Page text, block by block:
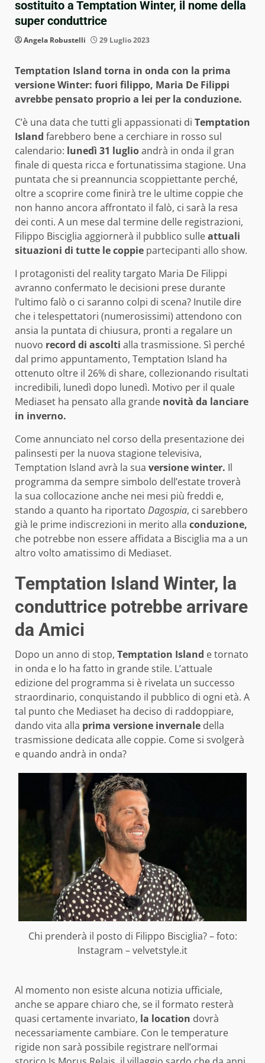
sostituito a Temptation Winter, il nome della
super conduttrice
Angela Robustelli 29 Luglio 2023
Temptation Island torna in onda con la prima
versione Winter: fuori filippo, Maria De Filippi
avrebbe pensato proprio a lei per la conduzione.
C’è una data che tutti gli appassionati di Temptation
Island farebbero bene a cerchiare in rosso sul
calendario: lunedì 31 luglioandrà in onda il gran
finale di questa ricca e fortunatissima stagione. Una
puntata che si preannuncia scoppiettante perché,
oltre a scoprire come finirà tre le ultime coppie che
non hanno ancora affrontato il falò, ci sarà la resa
dei conti. A un mese dal termine delle registrazioni,
Filippo Bisciglia aggiornerà il pubblico sulleattuali
situazioni di tutte le coppie partecipanti allo show.
I protagonisti del reality targato Maria De Filippi
avranno confermato le decisioni prese durante
l’ultimo falò o ci saranno colpi di scena? Inutile dire
che i telespettatori (numerosissimi) attendono con
ansia la puntata di chiusura, pronti a regalare un
nuovo record di ascolti alla trasmissione. Sì perché
dal primo appuntamento, Temptation Island ha
ottenuto oltre il 26% di share, collezionando risultati
incredibili, lunedì dopo lunedì. Motivo per il quale
Mediaset ha pensato alla grande novità da lanciare
in inverno.
Come annunciato nel corso della presentazione dei
palinsesti per la nuova stagione televisiva,
Temptation Island avrà la sua versione winter. Il
programma da sempre simbolo dell’estate troverà
la sua collocazione anche nei mesi più freddi e,
stando a quanto ha riportato Dagospia, ci sarebbero
già le prime indiscrezioni in merito alla conduzione,
che potrebbe non essere affidata a Bisciglia ma a un
altro volto amatissimo di Mediaset.
Temptation Island Winter, la
conduttrice potrebbe arrivare
da Amici
Dopo un anno di stop, Temptation Island e tornato
in onda e lo ha fatto in grande stile. L’attuale
edizione del programma si è rivelata un successo
straordinario, conquistando il pubblico di ogni età. A
tal punto che Mediaset ha deciso di raddoppiare,
dando vita alla prima versione invernale della
trasmissione dedicata alle coppie. Come si svolgerà
e quando andrà in onda?
Chi prenderà il posto di Filippo Bisciglia? – foto:
Instagram – velvetstyle.it
Al momento non esiste alcuna notizia ufficiale,
anche se appare chiaro che, se il formato resterà
quasi certamente invariato, la location dovrà
necessariamente cambiare. Con le temperature
rigide non sarà possibile registrare nell’ormai